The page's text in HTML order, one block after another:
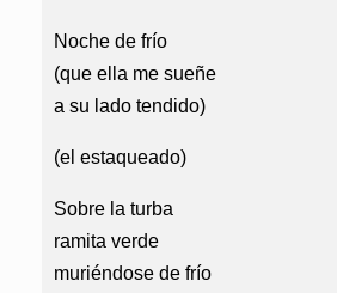
Noche de frío
(que ella me sueñe
a su lado tendido)
(el estaqueado)
Sobre la turba
ramita verde
muriéndose de frío